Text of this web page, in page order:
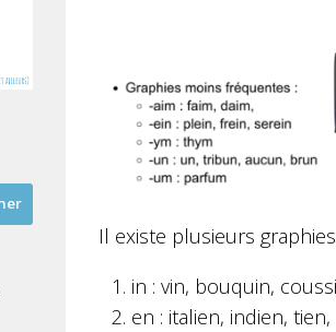
Il existe plusieurs
in : vin, bouquin,
en : italien, indien,